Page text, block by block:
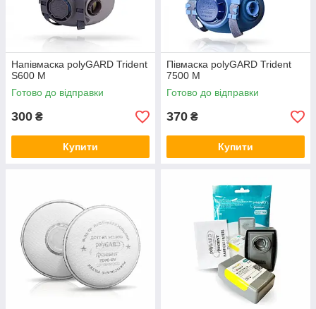
Напівмаска polyGARD Trident
S600 М
Готово до відправки
300 ₴
Купити
Півмаска polyGARD Trident
7500 М
Готово до відправки
370 ₴
Купити